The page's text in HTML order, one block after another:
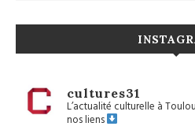
cultures31
L’actualité culturelle à
nos liens